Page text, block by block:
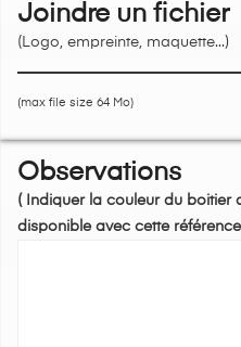
Joindre un fichier
(Logo, empreinte, maquette...)
(max file size 64 Mo)
Observations
( Indiquer la couleur du boitier
disponible avec cette